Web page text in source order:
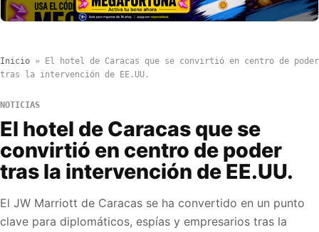
Inicio »
El hotel de Caracas que se convirtió en centro de poder
tras la intervención de EE.UU.
NOTICIAS
El hotel de Caracas que se
convirtió en centro de poder
tras la intervención de EE.UU.
El JW Marriott de Caracas se ha convertido en un punto
clave para diplomáticos, espías y empresarios tras la